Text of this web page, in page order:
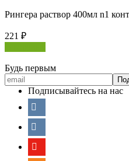
Рингера раствор 400мл n1
221 ₽
Будь первым
Подписывайтесь на нас